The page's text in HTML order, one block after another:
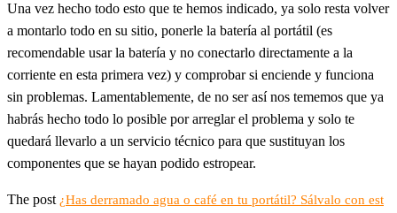
Una vez hecho todo esto que te hemos indicado, ya solo resta volver
a montarlo todo en su sitio, ponerle la batería al portátil (es
recomendable usar la batería y no conectarlo directamente a la
corriente en esta primera vez) y comprobar si enciende y funciona
sin problemas. Lamentablemente, de no ser así nos tememos que ya
habrás hecho todo lo posible por arreglar el problema y solo te
quedará llevarlo a un servicio técnico para que sustituyan los
componentes que se hayan podido estropear.
The post ¿Has derramado agua o café en tu portátil? Sálvalo con est